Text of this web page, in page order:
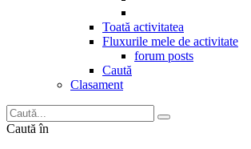
Toată activitatea
Fluxurile mele de activitate
forum posts
Caută
Clasament
Caută în